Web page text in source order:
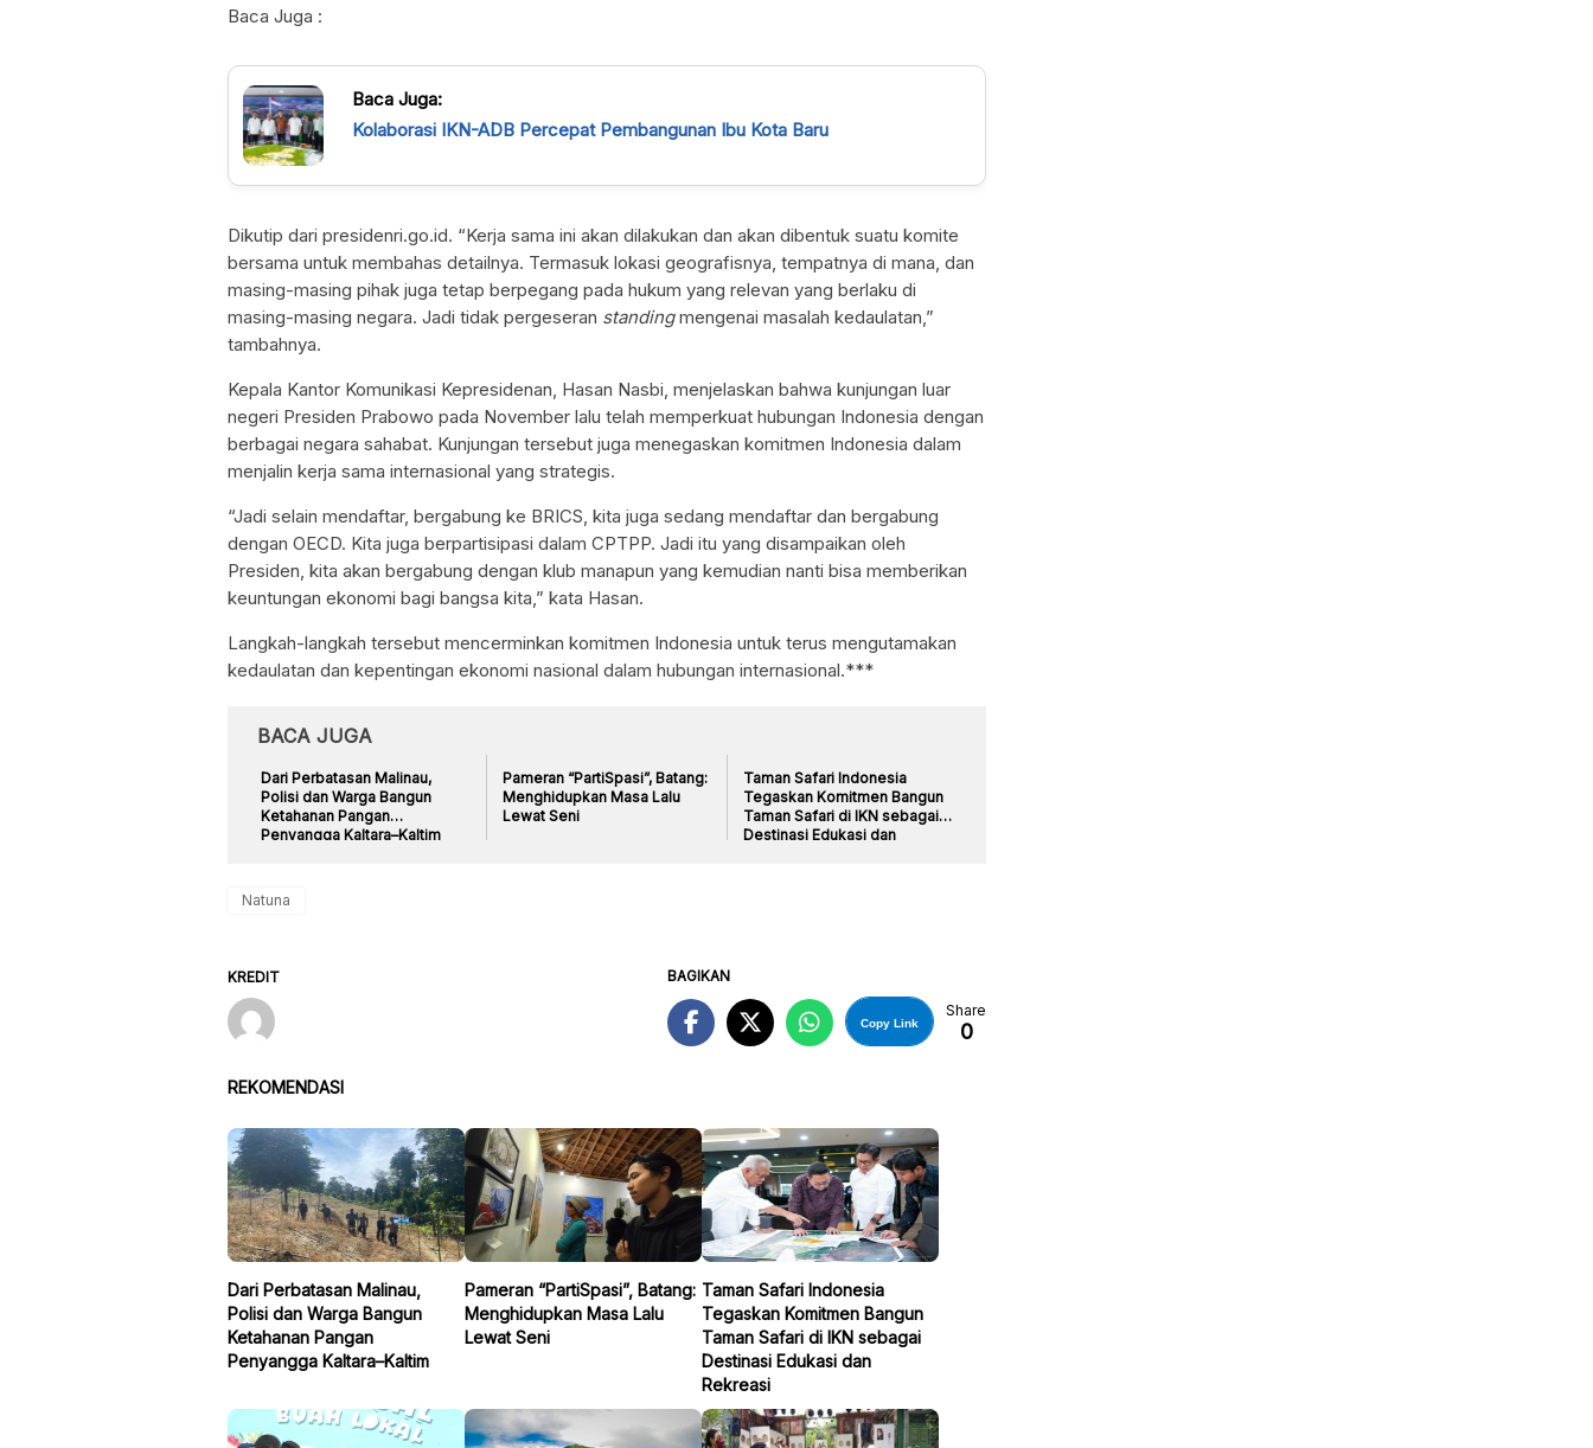
Baca Juga :
Baca Juga:
Kolaborasi IKN-ADB Percepat Pembangunan Ibu Kota Baru
Dikutip dari presidenri.go.id. “Kerja sama ini akan dilakukan dan akan dibentuk suatu komite
bersama untuk membahas detailnya. Termasuk lokasi geografisnya, tempatnya di mana, dan
masing-masing pihak juga tetap berpegang pada hukum yang relevan yang berlaku di
masing-masing negara. Jadi tidak pergeseran standingmengenai masalah kedaulatan,”
tambahnya.
Kepala Kantor Komunikasi Kepresidenan, Hasan Nasbi, menjelaskan bahwa kunjungan luar
negeri Presiden Prabowo pada November lalu telah memperkuat hubungan Indonesia dengan
berbagai negara sahabat. Kunjungan tersebut juga menegaskan komitmen Indonesia dalam
menjalin kerja sama internasional yang strategis.
“Jadi selain mendaftar, bergabung ke BRICS, kita juga sedang mendaftar dan bergabung
dengan OECD. Kita juga berpartisipasi dalam CPTPP. Jadi itu yang disampaikan oleh
Presiden, kita akan bergabung dengan klub manapun yang kemudian nanti bisa memberikan
keuntungan ekonomi bagi bangsa kita,” kata Hasan.
Langkah-langkah tersebut mencerminkan komitmen Indonesia untuk terus mengutamakan
kedaulatan dan kepentingan ekonomi nasional dalam hubungan internasional.***
BACA JUGA
Dari Perbatasan Malinau,
Polisi dan Warga Bangun
Ketahanan Pangan
Penyangga Kaltara–Kaltim
Pameran “PartiSpasi”, Batang:
Menghidupkan Masa Lalu
Lewat Seni
Taman Safari Indonesia
Tegaskan Komitmen Bangun
Taman Safari di IKN sebagai
Destinasi Edukasi dan
Natuna
KREDIT BAGIKAN
Copy Link
Share
0
REKOMENDASI
Dari Perbatasan Malinau,
Polisi dan Warga Bangun
Ketahanan Pangan
Penyangga Kaltara–Kaltim
Pameran “PartiSpasi”, Batang:
Menghidupkan Masa Lalu
Lewat Seni
Taman Safari Indonesia
Tegaskan Komitmen Bangun
Taman Safari di IKN sebagai
Destinasi Edukasi dan
Rekreasi